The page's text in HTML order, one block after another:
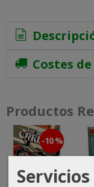
Costes
Productos
-10 %